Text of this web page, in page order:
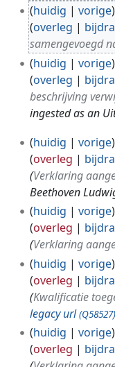
huidig
vorige
overleg
samengevoegd
huidig
vorige
overleg
beschrijving
ingested as an
huidig vorige
overleg
Verklaring
Beethoven
huidig
vorige
overleg
Verklaring
huidig vorige
overleg
Kwalificatie
legacy url (Q58527)
huidig vorige
overleg